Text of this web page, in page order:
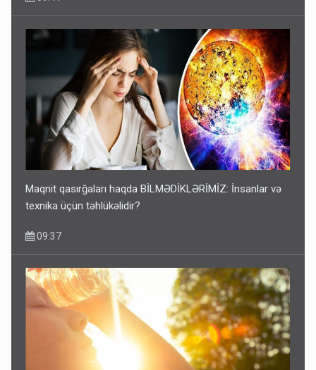
Maqnit qasırğaları haqda BİLMƏDİKLƏRİMİZ: İnsanlar və
texnika üçün təhlükəlidir?
09:37